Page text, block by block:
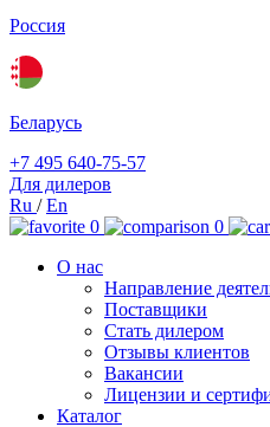
Россия
Беларусь
+7 495 640-75-57
Для дилеров
Ru /En
0
0
О нас
Направление
Поставщики
Стать дилером
Отзывы клиентов
Вакансии
Лицензии и
Каталог